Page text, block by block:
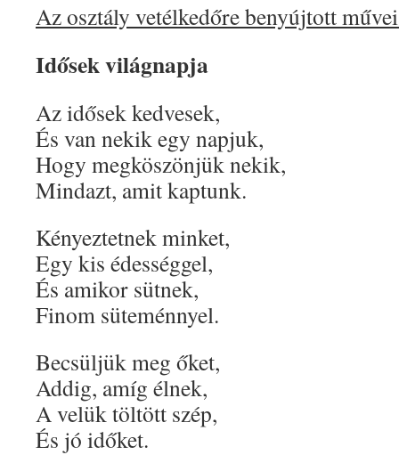
Az osztály vetélkedőre benyújtott
Idősek világnapja
Az idősek kedvesek,
És van nekik egy napjuk,
Hogy megköszönjük nekik,
Mindazt, amit kaptunk.
Kényeztetnek minket,
Egy kis édességgel,
És amikor sütnek,
Finom süteménnyel.
Becsüljük meg őket,
Addig, amíg élnek,
A velük töltött szép,
És jó időket.